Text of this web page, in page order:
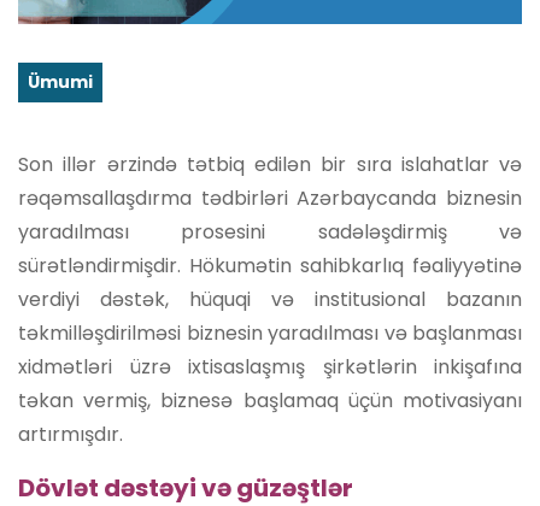
Ümumi
Son illər ərzində tətbiq edilən bir sıra islahatlar və
rəqəmsallaşdırma tədbirləri Azərbaycanda biznesin
yaradılması prosesini sadələşdirmiş və
sürətləndirmişdir. Hökumətin sahibkarlıq fəaliyyətinə
verdiyi dəstək, hüquqi və institusional bazanın
təkmilləşdirilməsi biznesin yaradılması və başlanması
xidmətləri üzrə ixtisaslaşmış şirkətlərin inkişafına
təkan vermiş, biznesə başlamaq üçün motivasiyanı
artırmışdır.
Dövlət dəstəyi və güzəştlər